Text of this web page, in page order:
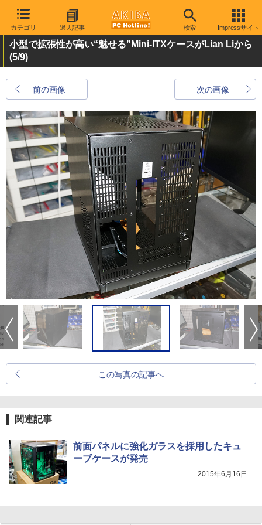
カテゴリ 過去記事 検索 Impressサイト
小型で拡張性が高い“魅せる”Mini-ITXケースがLian Liから
(5/9)
前の画像 次の画像
この写真の記事へ
関連記事
前面パネルに強化ガラスを採用したキュ
ーブケースが発売
2015年6月16日